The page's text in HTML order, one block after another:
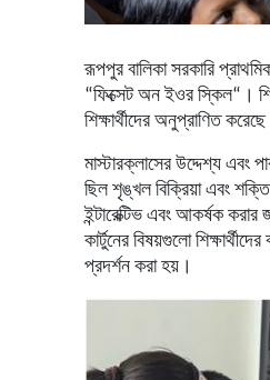
রূপপুর বালিকা সরকারি
“ফিক্সেট অন ইওর স্কিল“।
শিক্ষার্থীদের অনুপ্রাণিত
মাস্টারক্লাসের উদ্দেশ্য এবং
ছিল শৃঙ্খল বিক্রিয়া এবং
ইন্টারেক্টিভ এবং আকর্ষক
কার্টুনের বিষয়গুলো
প্রদর্শন করা হয়।